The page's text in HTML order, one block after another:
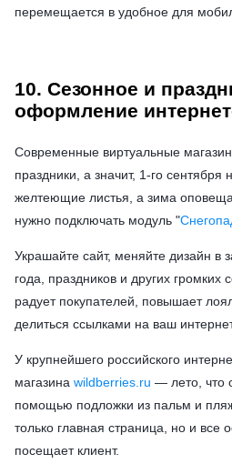
перемещается в удобное для
10. Сезонное и
оформление
Современные виртуальные
праздники, а значит, 1-го сентября
желтеющие листья, а зима
нужно подключать модуль "
Украшайте сайт, меняйте дизайн в
года, праздников и других громких
радует покупателей, повышает
делиться ссылками на ваш
У крупнейшего российского
магазина wildberries.ru — лето, что
помощью подложки из пальм и
только главная страница, но и все
посещает клиент.